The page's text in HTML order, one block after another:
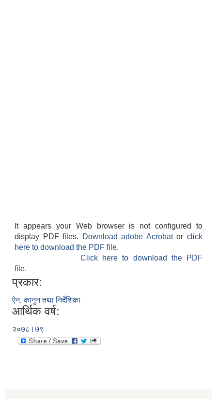
It appears your Web browser is not configured to
display PDF files.
Download adobe Acrobatorclick
here to download the PDF file.
Click here to download the PDF
file.
प्रकार:
ऐन, कानुन तथा निर्देशिका
आर्थिक वर्ष:
२०७८।७९